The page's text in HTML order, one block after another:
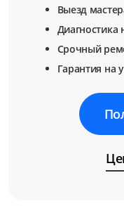
Выезд
Диагностика
Срочный
Гарантия на